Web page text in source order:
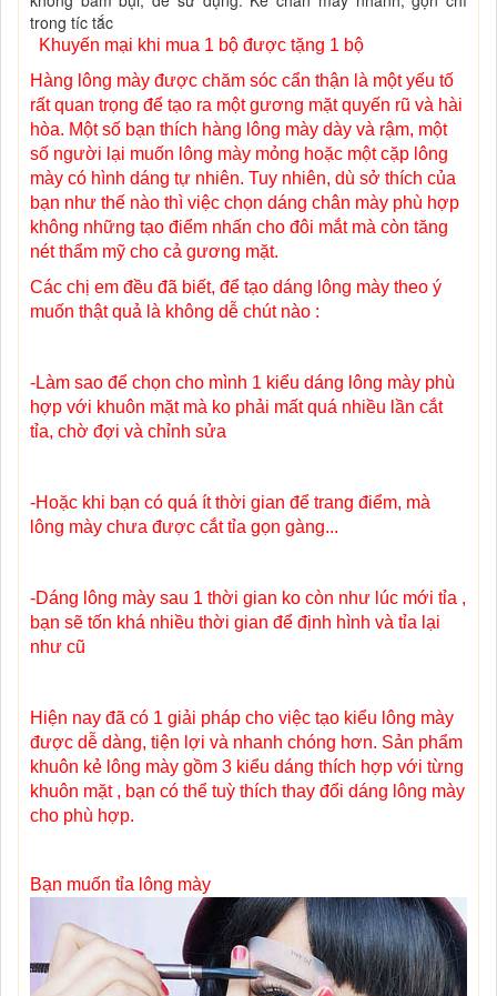
trong tíc tắc
Khuyến mại khi mua 1 bộ được tặng 1 bộ
Hàng lông mày được chăm sóc cẩn thận là một yếu tố
rất quan trọng để tạo ra một gương mặt quyến rũ và hài
hòa. Một số bạn thích hàng lông mày dày và rậm, một
số người lại muốn lông mày mỏng hoặc một cặp lông
mày có hình dáng tự nhiên. Tuy nhiên, dù sở thích của
bạn như thế nào thì việc chọn dáng chân mày phù hợp
không những tạo điểm nhấn cho đôi mắt mà còn tăng
nét thẩm mỹ cho cả gương mặt.
Các chị em đều đã biết, để tạo dáng lông mày theo ý
muốn thật quả là không dễ chút nào :
-Làm sao để chọn cho mình 1 kiểu dáng lông mày phù
hợp với khuôn mặt mà ko phải mất quá nhiều lần cắt
tỉa, chờ đợi và chỉnh sửa
-Hoặc khi bạn có quá ít thời gian để trang điểm, mà
lông mày chưa được cắt tỉa gọn gàng...
-Dáng lông mày sau 1 thời gian ko còn như lúc mới tỉa ,
bạn sẽ tốn khá nhiều thời gian để định hình và tỉa lại
như cũ
Hiện nay đã có 1 giải pháp cho việc tạo kiểu lông mày
được dễ dàng, tiện lợi và nhanh chóng hơn. Sản phẩm
khuôn kẻ lông mày gồm 3 kiểu dáng thích hợp với từng
khuôn mặt , bạn có thể tuỳ thích thay đổi dáng lông mày
cho phù hợp.
Bạn muốn tỉa lông mày